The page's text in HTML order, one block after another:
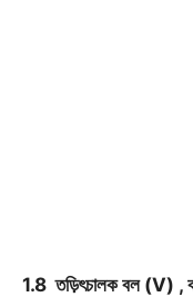
1.8 তড়িৎচালক বল (V) ,